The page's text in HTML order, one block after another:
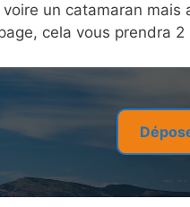
un catamaran
cela vous prendra 2